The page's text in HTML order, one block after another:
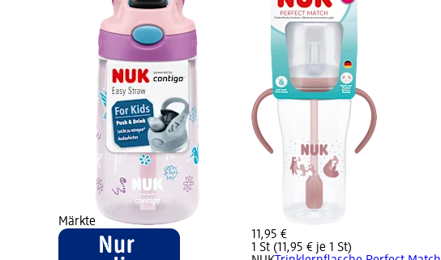
Märkte
11,95 €
1 St (11,95 € je 1 St)